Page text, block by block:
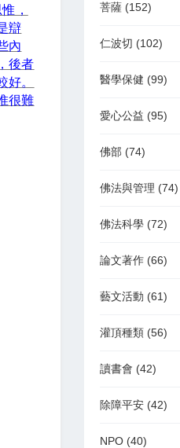
，
辯
內
後者
。
很難
菩薩 (152)
仁波切 (102)
醫學保健 (99)
愛心公益 (95)
佛部 (74)
佛法與管理 (74)
佛法科學 (72)
論文著作 (66)
藝文活動 (61)
灌頂種類 (56)
讀書會 (42)
除障平安 (42)
NPO (40)